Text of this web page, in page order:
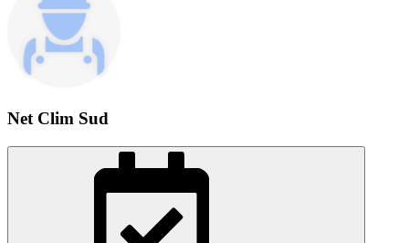
Net Clim Sud